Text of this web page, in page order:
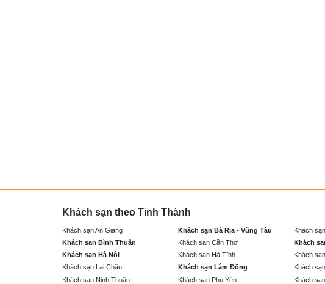
Khách sạn theo Tỉnh Thành
Khách sạn An Giang Khách sạn Bà Rịa - Vũng Tàu Khách
Khách sạn Bình Thuận
Khách sạn Cần Thơ Khách
Khách sạn Hà Nội
Khách sạn Hà Tĩnh Khách
Khách sạn Lai Châu
Khách sạn Lâm Đồng Khách
Khách sạn Ninh Thuận
Khách sạn Phú Yên Khách